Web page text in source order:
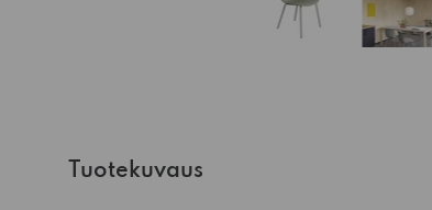
Tuotekuvaus